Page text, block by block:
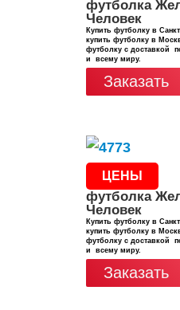
футболка
Человек
Купить футболку в
купить футболку в
футболку с доставкой
и всему миру.
Заказать
ЦЕНЫ
футболка
Человек
Купить футболку в
купить футболку в
футболку с доставкой
и всему миру.
Заказать